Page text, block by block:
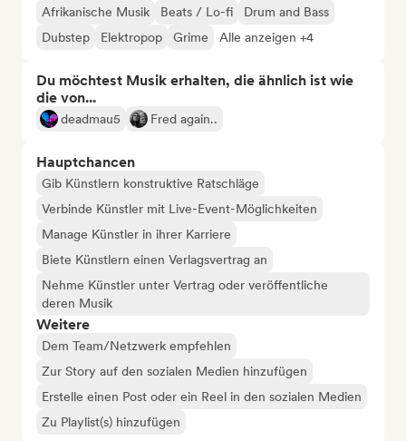
Afrikanische Musik Beats / Lo-fi
Drum and Bass
Dubstep
Elektropop Grime Alle anzeigen +4
Du möchtest Musik erhalten, die ähnlich ist wie
die von...
deadmau5 Fred again..
Hauptchancen
Gib Künstlern konstruktive Ratschläge
Verbinde Künstler mit Live-Event-Möglichkeiten
Manage Künstler in ihrer Karriere
Biete Künstlern einen Verlagsvertrag an
Nehme Künstler unter Vertrag oder veröffentliche
deren Musik
Weitere
Dem Team/Netzwerk empfehlen
Zur Story auf den sozialen Medien hinzufügen
Erstelle einen Post oder ein Reel in den sozialen Medien
Zu Playlist(s) hinzufügen